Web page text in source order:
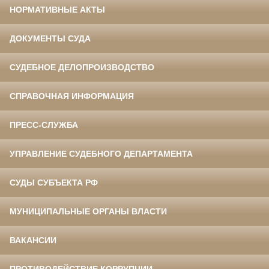
НОРМАТИВНЫЕ АКТЫ
ДОКУМЕНТЫ СУДА
СУДЕБНОЕ ДЕЛОПРОИЗВОДСТВО
СПРАВОЧНАЯ ИНФОРМАЦИЯ
ПРЕСС-СЛУЖБА
УПРАВЛЕНИЕ СУДЕБНОГО ДЕПАРТАМЕНТА
СУДЫ СУБЪЕКТА РФ
МУНИЦИПАЛЬНЫЕ ОРГАНЫ ВЛАСТИ
ВАКАНСИИ